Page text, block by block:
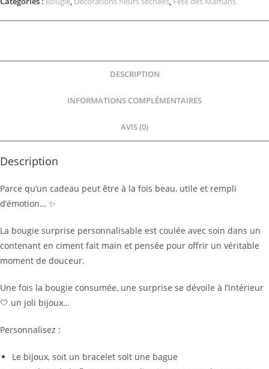
DESCRIPTION
INFORMATIONS COMPLÉMENTAIRES
AVIS (0)
Description
Parce qu’un cadeau peut être à la fois beau, utile et rempli
d’émotion… ✨
La bougie surprise personnalisable est coulée avec soin dans un
contenant en ciment fait main et pensée pour offrir un véritable
moment de douceur.
Une fois la bougie consumée, une surprise se dévoile à l’intérieur
🤍 un joli bijoux…
Personnalisez :
Le bijoux, soit un bracelet soit une bague